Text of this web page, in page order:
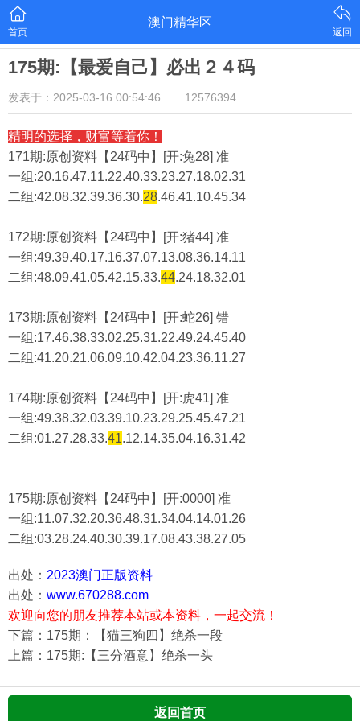
首页
澳门精华区
返回
175期:【最爱自己】必出２４码
发表于：2025-03-16 00:54:46 12576394
精明的选择，财富等着你！
171期:原创资料【24码中】[开:兔28] 准
一组:20.16.47.11.22.40.33.23.27.18.02.31
二组:42.08.32.39.36.30.28.46.41.10.45.34
172期:原创资料【24码中】[开:猪44] 准
一组:49.39.40.17.16.37.07.13.08.36.14.11
二组:48.09.41.05.42.15.33.44.24.18.32.01
173期:原创资料【24码中】[开:蛇26] 错
一组:17.46.38.33.02.25.31.22.49.24.45.40
二组:41.20.21.06.09.10.42.04.23.36.11.27
174期:原创资料【24码中】[开:虎41] 准
一组:49.38.32.03.39.10.23.29.25.45.47.21
二组:01.27.28.33.41.12.14.35.04.16.31.42
175期:原创资料【24码中】[开:0000] 准
一组:11.07.32.20.36.48.31.34.04.14.01.26
二组:03.28.24.40.30.39.17.08.43.38.27.05
出处： 2023澳门正版资料
出处： www.670288.com
欢迎向您的朋友推荐本站或本资料，一起交流！
下篇：175期：【猫三狗四】绝杀一段
上篇：175期:【三分酒意】绝杀一头
返回首页